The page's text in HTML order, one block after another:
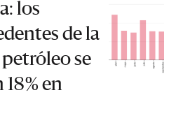
los
de la
petróleo se
% en